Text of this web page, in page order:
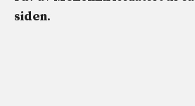
siden.